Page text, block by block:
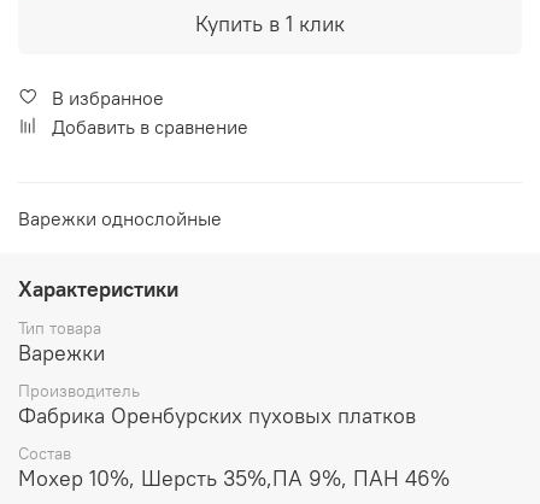
Купить в 1 клик
В избранное
Добавить в сравнение
Варежки однослойные
Характеристики
Тип товара
Варежки
Производитель
Фабрика Оренбурских пуховых платков
Состав
Мохер 10%, Шерсть 35%,ПА 9%, ПАН 46%